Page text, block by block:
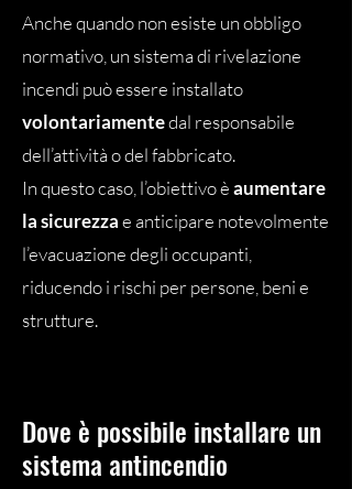
Anche quando non esiste un obbligo
normativo, un sistema di rivelazione
incendi può essere installato
volontariamentedal responsabile
dell’attività o del fabbricato.
In questo caso, l’obiettivo èaumentare
la sicurezzae anticipare notevolmente
l’evacuazione degli occupanti,
riducendo i rischi per persone, beni e
strutture.
Dove è possibile installare un
sistema antincendio